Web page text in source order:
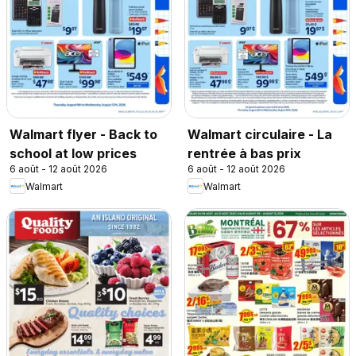
Walmart flyer - Back to
school at low prices
6 août - 12 août 2026
Walmart
Walmart circulaire - La
rentrée à bas prix
6 août - 12 août 2026
Walmart